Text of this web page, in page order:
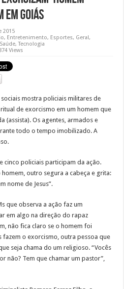
Goiás
2015
, Entretenimento, Esportes, Geral,
Saúde,Tecnologia
Views
mostra policiais militares de
de exorcismo em um homem que
(assista). Os agentes, armados e
todo o tempo imobilizado. A
cinco policiais participam da ação.
outro segura a cabeça e grita:
nome de Jesus”.
que observa a ação faz um
em algo na direção do rapaz
não fica claro se o homem foi
fazem o exorcismo, outra pessoa que
seja chama do um religioso. “Vocês
não? Tem que chamar um pastor”,